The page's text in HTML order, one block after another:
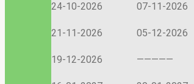
24-10-2026 07-11-2026
21-11-2026 05-12-2026
19-12-2026 —————